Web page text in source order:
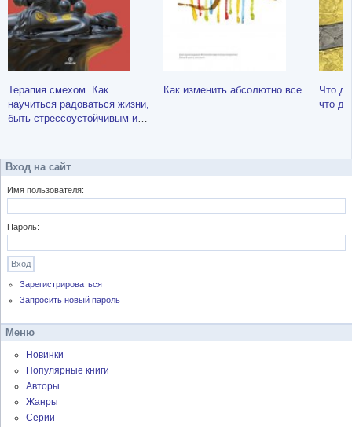
Терапия смехом. Как
научиться радоваться жизни,
быть стрессоустойчивым и
Как изменить абсолютно все
Что
что
Вход на сайт
Имя пользователя:
Пароль:
Зарегистрироваться
Запросить новый пароль
Меню
Новинки
Популярные книги
Авторы
Жанры
Серии